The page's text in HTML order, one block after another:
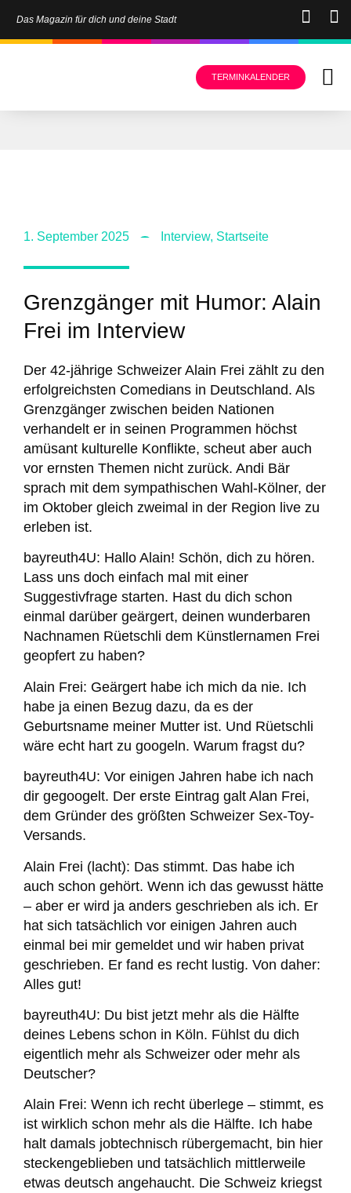
Das Magazin für dich und deine Stadt
TERMINKALENDER
1. September 2025 Interview, Startseite
Grenzgänger mit Humor: Alain
Frei im Interview
Der 42-jährige Schweizer Alain Frei zählt zu den
erfolgreichsten Comedians in Deutschland. Als
Grenzgänger zwischen beiden Nationen
verhandelt er in seinen Programmen höchst
amüsant kulturelle Konflikte, scheut aber auch
vor ernsten Themen nicht zurück. Andi Bär
sprach mit dem sympathischen Wahl-Kölner, der
im Oktober gleich zweimal in der Region live zu
erleben ist.
bayreuth4U: Hallo Alain! Schön, dich zu hören.
Lass uns doch einfach mal mit einer
Suggestivfrage starten. Hast du dich schon
einmal darüber geärgert, deinen wunderbaren
Nachnamen Rüetschli dem Künstlernamen Frei
geopfert zu haben?
Alain Frei: Geärgert habe ich mich da nie. Ich
habe ja einen Bezug dazu, da es der
Geburtsname meiner Mutter ist. Und Rüetschli
wäre echt hart zu googeln. Warum fragst du?
bayreuth4U: Vor einigen Jahren habe ich nach
dir gegoogelt. Der erste Eintrag galt Alan Frei,
dem Gründer des größten Schweizer Sex-Toy-
Versands.
Alain Frei (lacht): Das stimmt. Das habe ich
auch schon gehört. Wenn ich das gewusst hätte
– aber er wird ja anders geschrieben als ich. Er
hat sich tatsächlich vor einigen Jahren auch
einmal bei mir gemeldet und wir haben privat
geschrieben. Er fand es recht lustig. Von daher:
Alles gut!
bayreuth4U: Du bist jetzt mehr als die Hälfte
deines Lebens schon in Köln. Fühlst du dich
eigentlich mehr als Schweizer oder mehr als
Deutscher?
Alain Frei: Wenn ich recht überlege – stimmt, es
ist wirklich schon mehr als die Hälfte. Ich habe
halt damals jobtechnisch rübergemacht, bin hier
steckengeblieben und tatsächlich mittlerweile
etwas deutsch angehaucht. Die Schweiz kriegst